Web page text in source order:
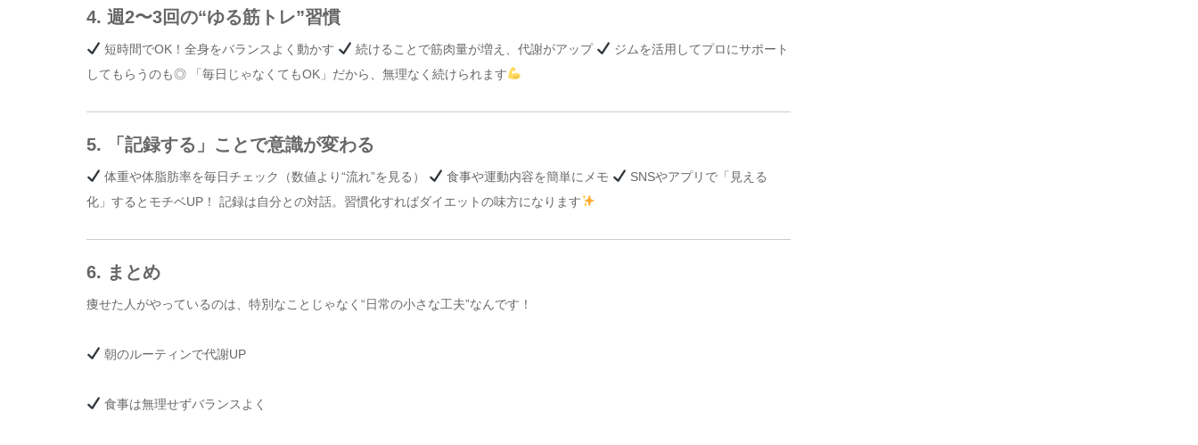
4. 週2〜3回の“ゆる筋トレ”習慣
短時間でOK！全身をバランスよく動かす 続けることで筋肉量が増え、代謝がアップ
ジムを活用してプロにサポート
してもらうのも◎ 「毎日じゃなくてもOK」だから、無理なく続けられます
5. 「記録する」ことで意識が変わる
体重や体脂肪率を毎日チェック（数値より“流れ”を見る） 食事や運動内容を簡単にメモ
SNSやアプリで「見える
化」するとモチベUP！ 記録は自分との対話。習慣化すればダイエットの味方になります
6. まとめ
痩せた人がやっているのは、特別なことじゃなく“日常の小さな工夫”なんです！
朝のルーティンで代謝UP
食事は無理せずバランスよく